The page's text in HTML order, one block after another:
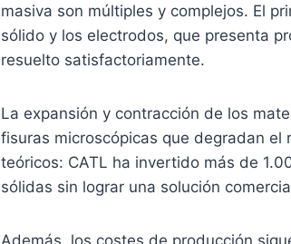
masiva son múltiples y complejos. El
sólido y los electrodos, que presenta
resuelto satisfactoriamente.
La expansión y contracción de los
fisuras microscópicas que degradan el
teóricos: CATL ha invertido más de
sólidas sin lograr una solución
Además, los costes de producción